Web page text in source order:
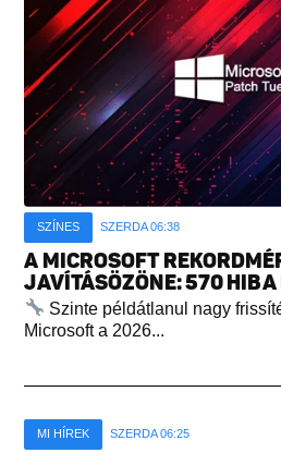
SZÍNES SZERDA 06:38
A MICROSOFT
JAVÍTÁSÖZÖNE: 570 HIBA
Szinte példátlanul nagy
Microsoft a 2026...
MI HÍREK SZERDA 06:25